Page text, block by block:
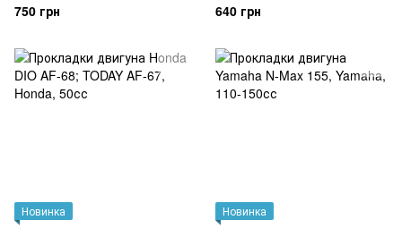
750 грн 640 грн
Новинка Новинка